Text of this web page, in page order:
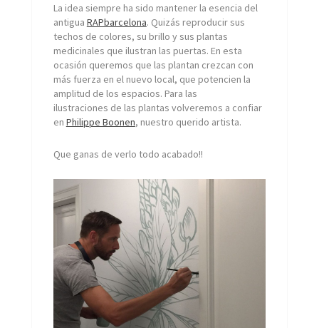
La idea siempre ha sido mantener la esencia del
antigua RAPbarcelona. Quizás reproducir sus
techos de colores, su brillo y sus plantas
medicinales que ilustran las puertas. En esta
ocasión queremos que las plantan crezcan con
más fuerza en el nuevo local, que potencien la
amplitud de los espacios. Para las
ilustraciones de las plantas volveremos a confiar
en Philippe Boonen, nuestro querido artista.
Que ganas de verlo todo acabado!!